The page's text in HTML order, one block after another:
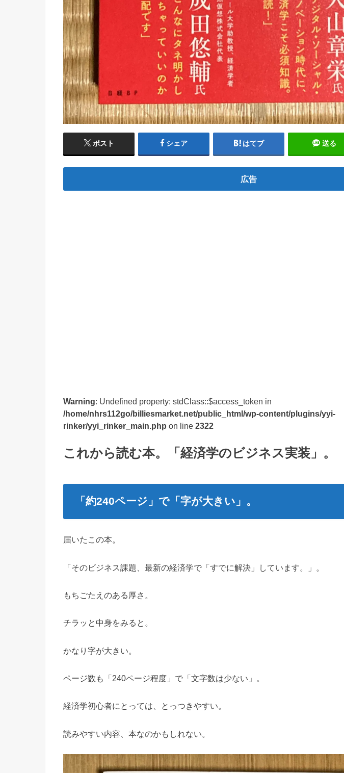
ポスト シェア はてブ 送る
広告
Warning: Undefined property: stdClass::$access_token in
/home/nhrs112go/billiesmarket.net/public_html/wp-content/plugins/yyi-
rinker/yyi_rinker_main.php on line 2322
これから読む本。「経済学のビジネス実装」。
「約240ページ」で「字が大きい」。
届いたこの本。
「そのビジネス課題、最新の経済学で「すでに解決」しています。」。
もちごたえのある厚さ。
チラッと中身をみると。
かなり字が大きい。
ページ数も「240ページ程度」で「文字数は少ない」。
経済学初心者にとっては、とっつきやすい。
読みやすい内容、本なのかもしれない。